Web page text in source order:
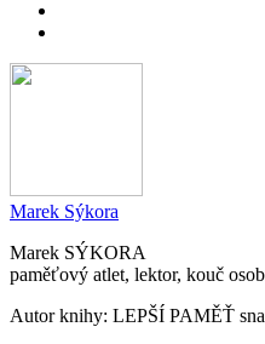
Marek Sýkora
Marek SÝKORA
paměťový atlet, lektor, kouč
Autor knihy: LEPŠÍ PAMĚŤ